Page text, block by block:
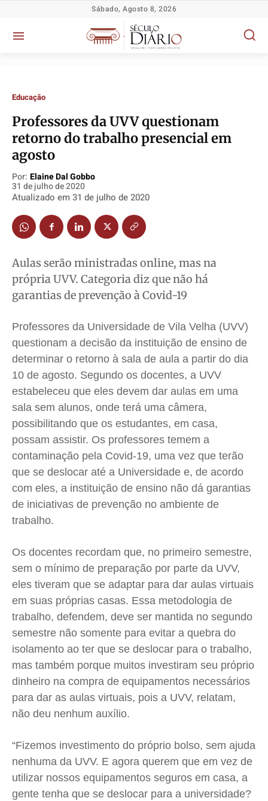
Política
Socioeconômicas
TV Século
Justiça
Segurança
Saúde
Cidades
Direitos
Cultura
Colunas
Caetano Roque
Gustavo Bastos
Jr Mignone (in memorian)
Publicidade Legal
Anuncie
Quem Somos
Anuncie
Termos de Uso
Privacidade
Política
Socioeconômicas
TV Século
Justiça
Segurança
Saúde
Cidades
Direitos
Cultura
Colunas
Caetano Roque
Gustavo Bastos
Jr Mignone (in memorian)
Publicidade Legal
Anuncie
Quem Somos
Anuncie
Termos de Uso
Privacidade
Política
Socioeconômicas
TV Século
Justiça
Segurança
Saúde
Cidades
Direitos
Cultura
Colunas
Caetano Roque
Gustavo Bastos
Jr Mignone (in memorian)
Publicidade Legal
Anuncie
Quem Somos
Anuncie
Termos de Uso
Privacidade
Política
Socioeconômicas
TV Século
Justiça
Segurança
Saúde
Cidades
Direitos
Cultura
Colunas
Caetano Roque
Gustavo Bastos
Jr Mignone (in memorian)
Publicidade Legal
Anuncie
Quem Somos
Anuncie
Termos de Uso
Privacidade
Sábado, Agosto 8, 2026
Educação
Professores da UVV questionam
retorno do trabalho presencial em
agosto
Por: Elaine Dal Gobbo
31 de julho de 2020
Atualizado em 31 de julho de 2020
Aulas serão ministradas online, mas na
própria UVV. Categoria diz que não há
garantias de prevenção à Covid-19
Professores da Universidade de Vila Velha (UVV)
questionam a decisão da instituição de ensino de
determinar o retorno à sala de aula a partir do dia
10 de agosto. Segundo os docentes, a UVV
estabeleceu que eles devem dar aulas em uma
sala sem alunos, onde terá uma câmera,
possibilitando que os estudantes, em casa,
possam assistir. Os professores temem a
contaminação pela Covid-19, uma vez que terão
que se deslocar até a Universidade e, de acordo
com eles, a instituição de ensino não dá garantias
de iniciativas de prevenção no ambiente de
trabalho.
Os docentes recordam que, no primeiro semestre,
sem o mínimo de preparação por parte da UVV,
eles tiveram que se adaptar para dar aulas virtuais
em suas próprias casas. Essa metodologia de
trabalho, defendem, deve ser mantida no segundo
semestre não somente para evitar a quebra do
isolamento ao ter que se deslocar para o trabalho,
mas também porque muitos investiram seu próprio
dinheiro na compra de equipamentos necessários
para dar as aulas virtuais, pois a UVV, relatam,
não deu nenhum auxílio.
“Fizemos investimento do próprio bolso, sem ajuda
nenhuma da UVV. E agora querem que em vez de
utilizar nossos equipamentos seguros em casa, a
gente tenha que se deslocar para a universidade?